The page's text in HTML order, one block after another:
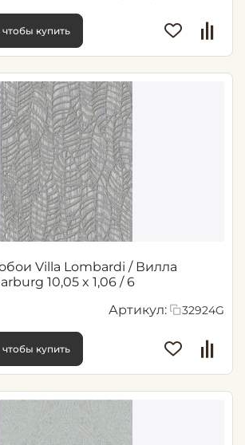
купить
Villa Lombardi / Вилла
10,05 x 1,06 / 6
Артикул: 32924G
купить